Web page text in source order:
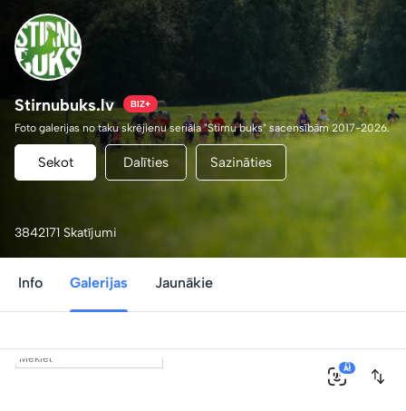
Stirnubuks.lv BIZ+
Foto galerijas no taku skrējienu seriāla "Stirnu buks" sacensībām 2017-2026.
Sekot Dalīties Sazināties
3842171 Skatījumi
Info Galerijas Jaunākie
0
AI